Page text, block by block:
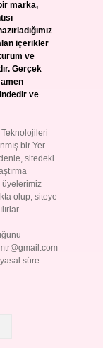
marka,
içerikler
ve
Gerçek
ve
bir Yer
sitedeki
üyelerimiz
olup, siteye
süre